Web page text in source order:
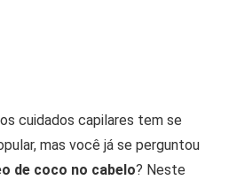
cuidados capilares tem se
mas você já se perguntou
de coco no cabelo? Neste